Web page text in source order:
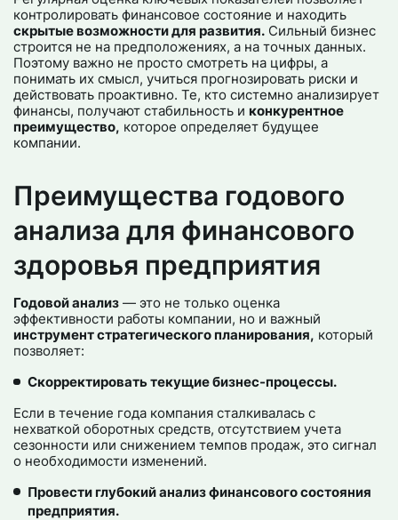
контролировать финансовое состояние и находить
скрытые возможности для развития. Сильный бизнес
строится не на предположениях, а на точных данных.
Поэтому важно не просто смотреть на цифры, а
понимать их смысл, учиться прогнозировать риски и
действовать проактивно. Те, кто системно анализирует
финансы, получают стабильность и конкурентное
преимущество, которое определяет будущее
компании.
Преимущества годового
анализа для финансового
здоровья предприятия
Годовой анализ — это не только оценка
эффективности работы компании, но и важный
инструмент стратегического планирования, который
позволяет:
Скорректировать текущие бизнес-процессы.
Если в течение года компания сталкивалась с
нехваткой оборотных средств, отсутствием учета
сезонности или снижением темпов продаж, это сигнал
о необходимости изменений.
Провести глубокий анализ финансового состояния
предприятия.